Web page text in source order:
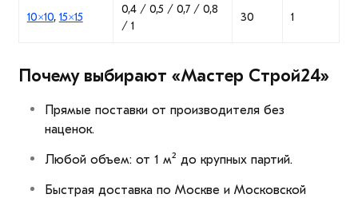
10×10, 15×15
0,4 / 0,5 / 0,7 / 0,8
/ 1
30 1
Почему выбирают «Мастер Строй24»
Прямые поставки от производителя без
наценок.
Любой объем: от 1 м² до крупных партий.
Быстрая доставка по Москве и Московской